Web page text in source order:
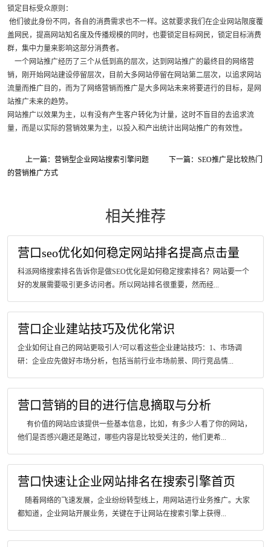
锁定目标受众原则：
他们彼此身份不同，各自的消费需求也不一样。这就要求我们在企业网站限度覆
盖网民，提高网站知名度及传播规模的同时，也要锁定目标网民，锁定目标消费
群，集中力量来影响这部分消费者。
一个网站推广经历了三个从低到高的层次，达到网站推广的最终目的网络营
销，刚开始网站建设停留层次，目前大多网站停留在网站第二层次，以追求网站
流量而推广目的，而为了网络营销而推广是大多网站未来将要进行的目标，是网
站推广未来的趋势。
网站推广以效果为主，以有没有产生客户转化为计量，这时不盲目的去追求流
量，而是以实际的营销效果为主，以投入和产出统计出网站推广的有效性。
上一篇：营销型企业网站搜索引擎问题
下一篇：SEO推广是比较热门
的营销推广方式
相关推荐
营口seo优化如何稳定网站排名提高点击量
科派网络搜索排名告诉你是做SEO优化是如何稳定搜索排名？网站要一个
好的发展需要吸引更多访问者。所以网站排名很重要，然而经...
营口企业建站技巧及优化常识
企业如何让自己的网站更吸引人?可以看这些企业建站技巧：1、市场调
研：企业应先做好市场分析，包括当前行业市场前景、同行竞品情...
营口营销的目的进行信息摘取与分析
有价值的网站应该提供一些基本信息，比如，有多少人看了你的网站，
他们是否感兴趣还是路过，哪些内容是比较受关注的，他们更希...
营口快速让企业网站排名在搜索引擎首页
随着网络的飞速发展，企业纷纷转型线上，用网站进行业务推广。大家
都知道，企业网站开展业务，关键在于让网站在搜索引擎上获得...